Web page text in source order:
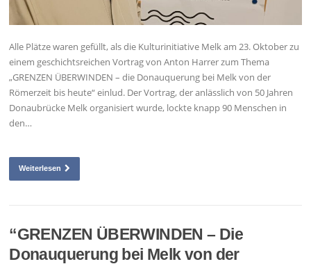
Alle Plätze waren gefüllt, als die Kulturinitiative Melk am 23. Oktober zu
einem geschichtsreichen Vortrag von Anton Harrer zum Thema
„GRENZEN ÜBERWINDEN – die Donauquerung bei Melk von der
Römerzeit bis heute“ einlud. Der Vortrag, der anlässlich von 50 Jahren
Donaubrücke Melk organisiert wurde, lockte knapp 90 Menschen in
den…
Weiterlesen
“GRENZEN ÜBERWINDEN – Die
Donauquerung bei Melk von der